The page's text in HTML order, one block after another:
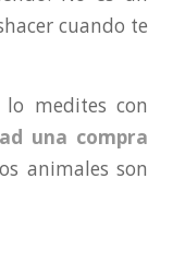
cuando te
medites con
una compra
animales son